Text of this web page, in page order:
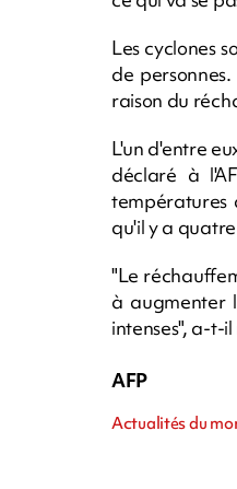
Les cyclones
de
raison du
L'un d'entre
déclaré à
températures
qu'il y a
"Le
à augmenter
intenses", a-t-
AFP
Actualités du